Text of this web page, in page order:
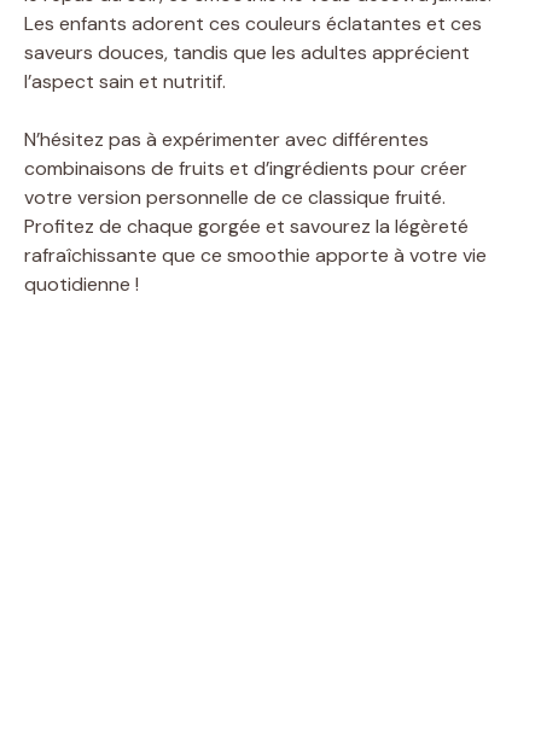
Les enfants adorent ces couleurs éclatantes et ces
saveurs douces, tandis que les adultes apprécient
l’aspect sain et nutritif.
N’hésitez pas à expérimenter avec différentes
combinaisons de fruits et d’ingrédients pour créer
votre version personnelle de ce classique fruité.
Profitez de chaque gorgée et savourez la légèreté
rafraîchissante que ce smoothie apporte à votre vie
quotidienne !